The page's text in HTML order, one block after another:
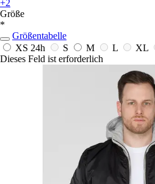
+2
Größe
*
Größentabelle
XS 24h S M L XL
Dieses Feld ist erforderlich